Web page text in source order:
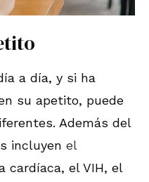
a día, y si ha
su apetito, puede
Además del
incluyen el
cardíaca, el VIH, el